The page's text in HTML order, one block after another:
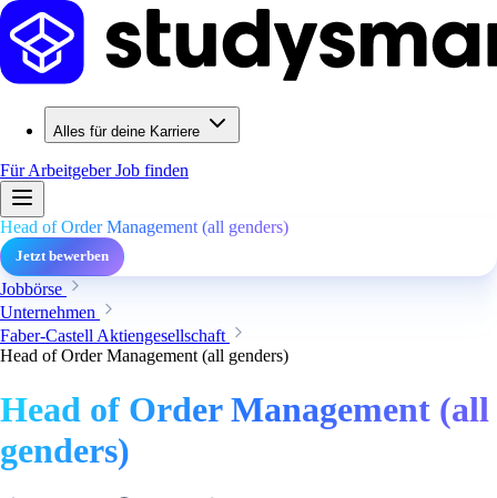
Alles für deine Karriere
Für ArbeitgeberJob finden
Head of Order Management (all genders)
Jetzt bewerben
Jobbörse
Unternehmen
Faber-Castell Aktiengesellschaft
Head of Order Management (all genders)
Head of Order Management (all
genders)